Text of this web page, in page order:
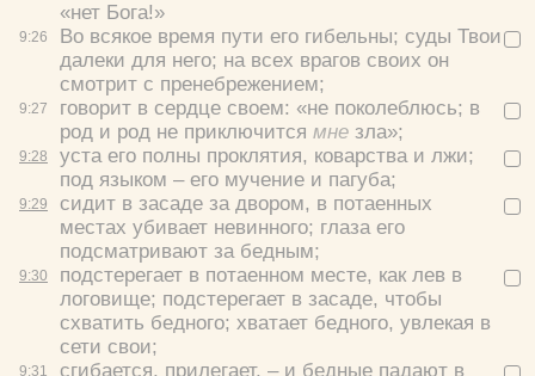
9:26
9:27
9:28
9:29
9:30
9:31
«нет Бога!»
Во всякое время пути его гибельны; суды Твои
далеки для него; на всех врагов своих он
смотрит с пренебрежением;
говорит в сердце своем: «не поколеблюсь; в
род и род не приключится мне зла»;
уста его полны проклятия, коварства и лжи;
под языком – его мучение и пагуба;
сидит в засаде за двором, в потаенных
местах убивает невинного; глаза его
подсматривают за бедным;
подстерегает в потаенном месте, как лев в
логовище; подстерегает в засаде, чтобы
схватить бедного; хватает бедного, увлекая в
сети свои;
сгибается, прилегает, – и бедные падают в
Удалить Сохранить